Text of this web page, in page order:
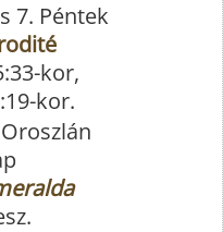
7. Péntek
kor,
kor.